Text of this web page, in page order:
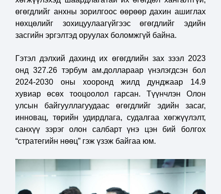
өгөгдлийг анхны зорилгоос өөрөөр дахин ашиглах
нөхцөлийг зохицуулаагүйгээс өгөгдлийг эдийн
засгийн эргэлтэд оруулах боломжгүй байна.
Гэтэл дэлхий дахинд их өгөгдлийн зах зээл 2023
онд 327.26 тэрбум ам.доллараар үнэлэгдсэн бол
2024-2030 оны хооронд жилд дунджаар 14.9
хувиар өсөх тооцоолол гарсан. Түүнчлэн Олон
улсын байгууллагуудаас өгөгдлийг эдийн засаг,
инновац, төрийн удирдлага, судалгаа хөгжүүлэлт,
санхүү зэрэг олон салбарт үнэ цэн бий болгох
“стратегийн нөөц” гэж үзэж байгаа юм.